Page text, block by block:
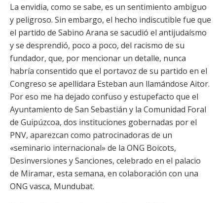
La envidia, como se sabe, es un sentimiento ambiguo
y peligroso. Sin embargo, el hecho indiscutible fue que
el partido de Sabino Arana se sacudió el antijudaísmo
y se desprendió, poco a poco, del racismo de su
fundador, que, por mencionar un detalle, nunca
habría consentido que el portavoz de su partido en el
Congreso se apellidara Esteban aun llamándose Aitor.
Por eso me ha dejado confuso y estupefacto que el
Ayuntamiento de San Sebastián y la Comunidad Foral
de Guipúzcoa, dos instituciones gobernadas por el
PNV, aparezcan como patrocinadoras de un
«seminario internacional» de la ONG Boicots,
Desinversiones y Sanciones, celebrado en el palacio
de Miramar, esta semana, en colaboración con una
ONG vasca, Mundubat.